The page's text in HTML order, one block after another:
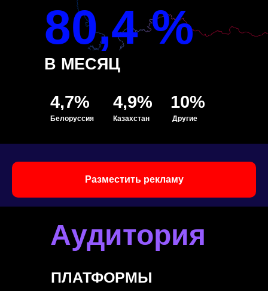
80,4 %
В МЕСЯЦ
4,7% 4,9% 10%
Белоруссия Казахстан Другие
Разместить рекламу
Аудитория
ПЛАТФОРМЫ